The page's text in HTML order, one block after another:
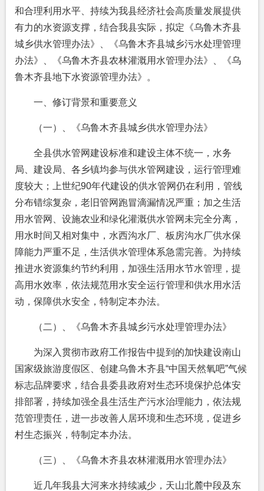
和合理利用水平、持续为我县经济社会高质量发展提供
有力的水资源支撑，结合我县实际，拟定《乌鲁木齐县
城乡供水管理办法》、《乌鲁木齐县城乡污水处理管理
办法》、《乌鲁木齐县农林灌溉用水管理办法》、《乌
鲁木齐县地下水资源管理办法》。
一、修订背景和重要意义
（一）、《乌鲁木齐县城乡供水管理办法》
全县供水管网建设标准和建设主体不统一，水务
局、建设局、各乡镇均参与供水管网建设，运行管理难
度较大；上世纪90年代建设的供水管网仍在利用，管线
分布错综复杂，老旧管网跑冒滴漏情况严重；加之生活
用水管网、设施农业和绿化灌溉供水管网未完全分离，
用水时间又相对集中，水西沟水厂、板房沟水厂供水保
障能力严重不足，生活供水管理体系急需完善。为持续
推进水资源集约节约利用，加强生活用水节水管理，提
高用水效率，依法规范用水安全运行管理和供水用水活
动，保障供水安全，特制定本办法。
（二）、《乌鲁木齐县城乡污水处理管理办法》
为深入贯彻市政府工作报告中提到的加快建设南山
国家级旅游度假区、创建乌鲁木齐县“中国天然氧吧”气候
标志品牌要求，结合县委县政府对生态环境保护总体安
排部署，持续加强全县生活生产污水治理能力，依法规
范管理责任，进一步改善人居环境和生态环境，促进乡
村生态振兴，特制定本办法。
（三）、《乌鲁木齐县农林灌溉用水管理办法》
近几年我县大河来水持续减少，天山北麓中段及东